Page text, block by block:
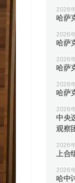
2026
哈萨
2026
哈萨
2026
哈萨
2026
哈萨
2026
中央
观察
2026
上合
2026
哈中